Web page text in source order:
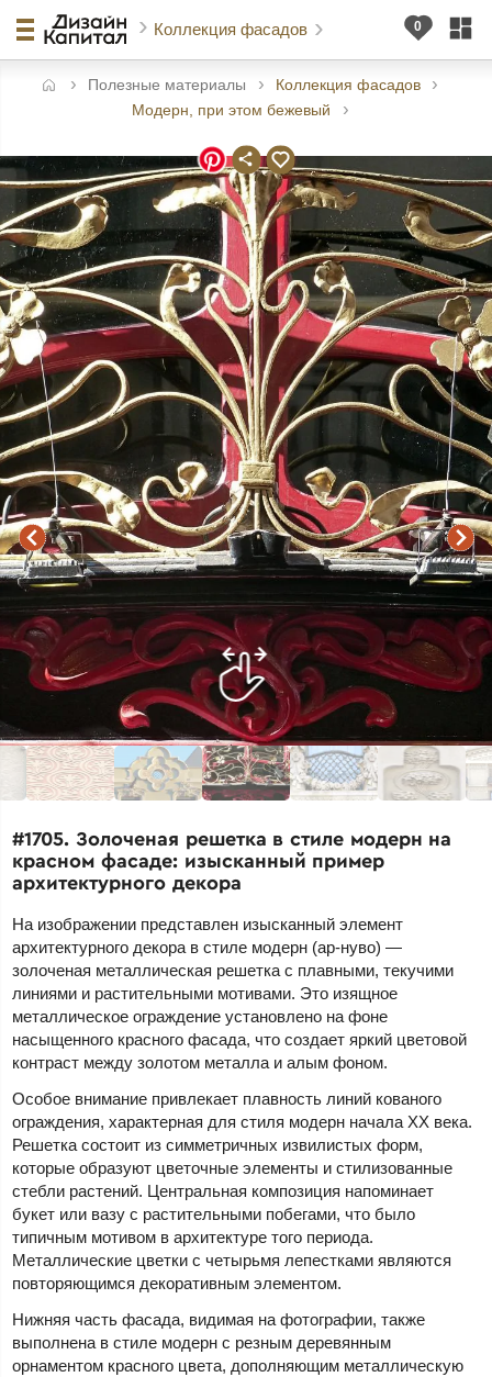
Коллекция фасадов
Полезные материалы
Коллекция фасадов
Модерн, при этом бежевый
#1705. Золоченая решетка в стиле модерн на
красном фасаде: изысканный пример
архитектурного декора
На изображении представлен изысканный элемент
архитектурного декора в стиле модерн (ар-нуво) —
золоченая металлическая решетка с плавными, текучими
линиями и растительными мотивами. Это изящное
металлическое ограждение установлено на фоне
насыщенного красного фасада, что создает яркий цветовой
контраст между золотом металла и алым фоном.
Особое внимание привлекает плавность линий кованого
ограждения, характерная для стиля модерн начала XX века.
Решетка состоит из симметричных извилистых форм,
которые образуют цветочные элементы и стилизованные
стебли растений. Центральная композиция напоминает
букет или вазу с растительными побегами, что было
типичным мотивом в архитектуре того периода.
Металлические цветки с четырьмя лепестками являются
повторяющимся декоративным элементом.
Нижняя часть фасада, видимая на фотографии, также
выполнена в стиле модерн с резным деревянным
орнаментом красного цвета, дополняющим металлическую